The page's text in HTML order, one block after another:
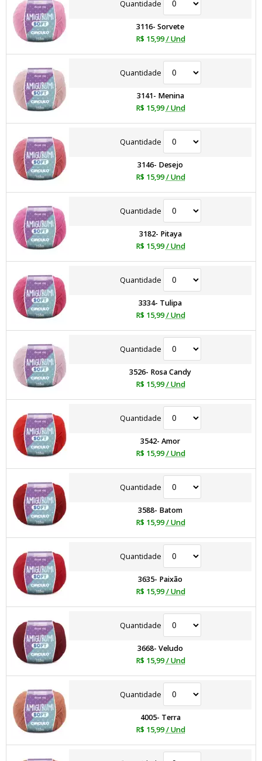
Quantidade
3116- Sorvete
R$ 15,99 / Und
Quantidade
3141- Menina
R$ 15,99 / Und
Quantidade
3146- Desejo
R$ 15,99 / Und
Quantidade
3182- Pitaya
R$ 15,99 / Und
Quantidade
3334- Tulipa
R$ 15,99 / Und
Quantidade
3526- Rosa Candy
R$ 15,99 / Und
Quantidade
3542- Amor
R$ 15,99 / Und
Quantidade
3588- Batom
R$ 15,99 / Und
Quantidade
3635- Paixão
R$ 15,99 / Und
Quantidade
3668- Veludo
R$ 15,99 / Und
Quantidade
4005- Terra
R$ 15,99 / Und